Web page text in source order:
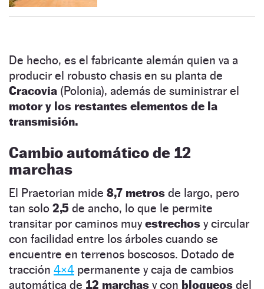
De hecho, es el fabricante alemán quien va a
producir el robusto chasis en su planta de
Cracovia (Polonia), además de suministrar el
motor y los restantes elementos de la
transmisión.
Cambio automático de 12
marchas
El Praetorian mide 8,7 metros de largo, pero
tan solo 2,5 de ancho, lo que le permite
transitar por caminos muyestrechos y circular
con facilidad entre los árboles cuando se
encuentre en terrenos boscosos. Dotado de
tracción 4×4 permanente y caja de cambios
automática de 12 marchas y con bloqueos del